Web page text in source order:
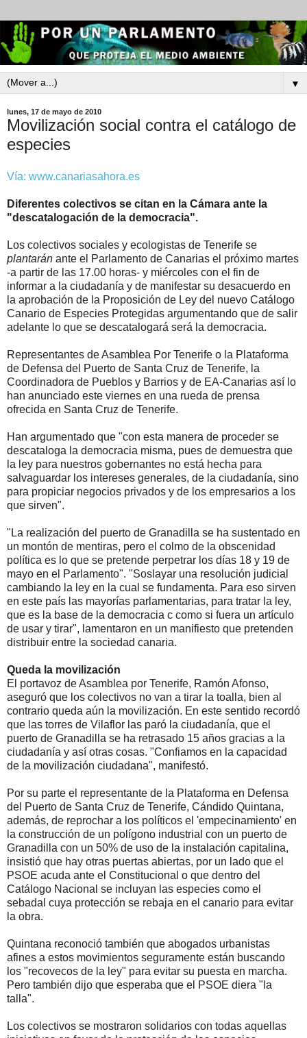
▼
lunes, 17 de mayo de 2010
Movilización social contra el catálogo de
especies
Vía: www.canariasahora.es
Diferentes colectivos se citan en la Cámara ante la
"descatalogación de la democracia".
Los colectivos sociales y ecologistas de Tenerife se
plantarán ante el Parlamento de Canarias el próximo martes
-a partir de las 17.00 horas- y miércoles con el fin de
informar a la ciudadanía y de manifestar su desacuerdo en
la aprobación de la Proposición de Ley del nuevo Catálogo
Canario de Especies Protegidas argumentando que de salir
adelante lo que se descatalogará será la democracia.
Representantes de Asamblea Por Tenerife o la Plataforma
de Defensa del Puerto de Santa Cruz de Tenerife, la
Coordinadora de Pueblos y Barrios y de EA-Canarias así lo
han anunciado este viernes en una rueda de prensa
ofrecida en Santa Cruz de Tenerife.
Han argumentado que "con esta manera de proceder se
descataloga la democracia misma, pues de demuestra que
la ley para nuestros gobernantes no está hecha para
salvaguardar los intereses generales, de la ciudadanía, sino
para propiciar negocios privados y de los empresarios a los
que sirven".
"La realización del puerto de Granadilla se ha sustentado en
un montón de mentiras, pero el colmo de la obscenidad
política es lo que se pretende perpetrar los días 18 y 19 de
mayo en el Parlamento". "Soslayar una resolución judicial
cambiando la ley en la cual se fundamenta. Para eso sirven
en este país las mayorías parlamentarias, para tratar la ley,
que es la base de la democracia c como si fuera un artículo
de usar y tirar", lamentaron en un manifiesto que pretenden
distribuir entre la sociedad canaria.
Queda la movilización
El portavoz de Asamblea por Tenerife, Ramón Afonso,
aseguró que los colectivos no van a tirar la toalla, bien al
contrario queda aún la movilización. En este sentido recordó
que las torres de Vilaflor las paró la ciudadanía, que el
puerto de Granadilla se ha retrasado 15 años gracias a la
ciudadanía y así otras cosas. "Confiamos en la capacidad
de la movilización ciudadana", manifestó.
Por su parte el representante de la Plataforma en Defensa
del Puerto de Santa Cruz de Tenerife, Cándido Quintana,
además, de reprochar a los políticos el 'empecinamiento' en
la construcción de un polígono industrial con un puerto de
Granadilla con un 50% de uso de la instalación capitalina,
insistió que hay otras puertas abiertas, por un lado que el
PSOE acuda ante el Constitucional o que dentro del
Catálogo Nacional se incluyan las especies como el
sebadal cuya protección se rebaja en el canario para evitar
la obra.
Quintana reconoció también que abogados urbanistas
afines a estos movimientos seguramente están buscando
los "recovecos de la ley" para evitar su puesta en marcha.
Pero también dijo que esperaba que el PSOE diera "la
talla".
Los colectivos se mostraron solidarios con todas aquellas